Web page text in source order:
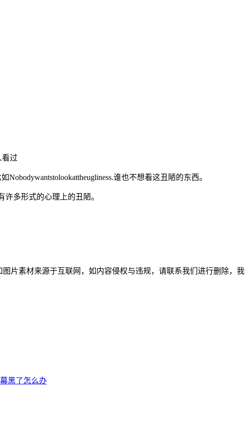
看过
Nobodywantstolookattheugliness.谁也不想看这丑陋的东西。
许多形式的心理上的丑陋。
片素材来源于互联网，如内容侵权与违规，请联系我们进行删除，
黑了怎么办